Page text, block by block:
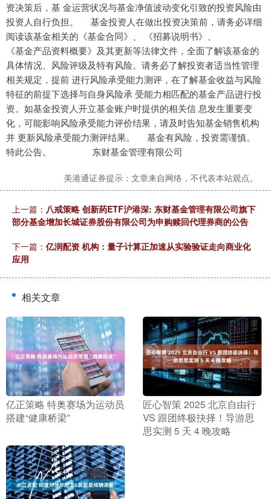
资决策后，基 金运营状况与基金净值波动变化引致的投资风险由
投资人自行负担。 基金投资人在做出投资决策前，请务必详细
阅读该基金相关的《基金合同》、 《招募说明书》、
《基金产品资料概要》及其更新等法律文件，全面了解该基金的
具体情况、风险评级及特有风险。请务必了解投资者适当性管理
相关规定，提前 进行风险承受能力测评，在了解基金收益与风险
特征的前提下选择与自身风险承 受能力相匹配的基金产品进行投
资。如基金投资人开立基金账户时提供的相关信 息发生重要变
化，可能影响风险承受能力评价结果，请及时告知基金销售机构
并 更新风险承受能力测评结果。 基金有风险，投资需谨慎。
特此公告。 东财基金管理有限公司
美港通证券提示：文章来自网络，不代表本站观点。
上一篇： 八戒策略 创新药ETF沪港深: 东财基金管理有限公司旗下
部分基金增加长城证券股份有限公司为申购赎回代理券商的公告
下一篇： 亿润配资 机构：量子计算正加速从实验验证走向商业化
应用
相关文章
​亿正策略 特奥赛场为运动员
搭建“健康桥梁”
​匠心智策 2025 北京自由行
VS 跟团终极抉择！导游思
思实测 5 天 4 晚攻略